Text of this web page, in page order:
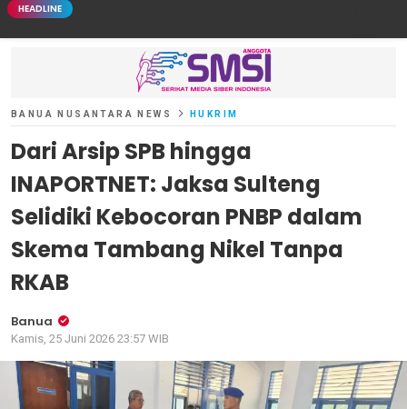
HEADLINE
BANUA NUSANTARA NEWS HUKRIM
Dari Arsip SPB hingga
INAPORTNET: Jaksa Sulteng
Selidiki Kebocoran PNBP dalam
Skema Tambang Nikel Tanpa
RKAB
Banua
Kamis, 25 Juni 2026 23:57 WIB